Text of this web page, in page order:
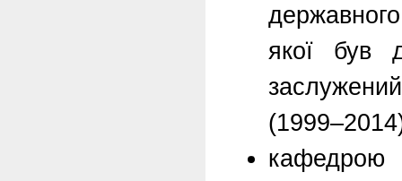
якої був
кафедрою